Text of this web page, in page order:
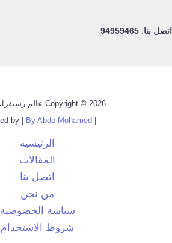
اتصل بنا:
94959465
Copyright © 2026 عالم رسيفرات الكويت
By Abdo Mohamed
الرئيسية
المقالات
اتصل بنا
من نحن
سياسة الخصوصية
شروط الاستخدام